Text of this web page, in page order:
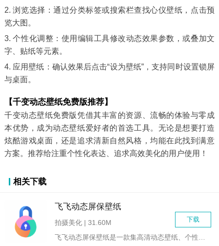
2. 浏览选择：通过分类标签或搜索栏查找心仪壁纸，点击预
览大图。
3. 个性化调整：使用编辑工具修改动态效果参数，或叠加文
字、贴纸等元素。
4. 应用壁纸：确认效果后点击“设为壁纸”，支持同时设置锁屏
与桌面。
【千变动态壁纸免费版推荐】
千变动态壁纸免费版凭借其丰富的资源、流畅的体验与零成
本优势，成为动态壁纸爱好者的首选工具。无论是想要打造
炫酷游戏桌面，还是追求清新自然风格，均能在此找到满意
方案。推荐给注重个性化表达、追求高效美化的用户使用！
相关下载
飞飞动态屏保壁纸
下载
拍摄美化 | 31.60M